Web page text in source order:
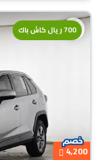
700 ريال كاش باك
4,200